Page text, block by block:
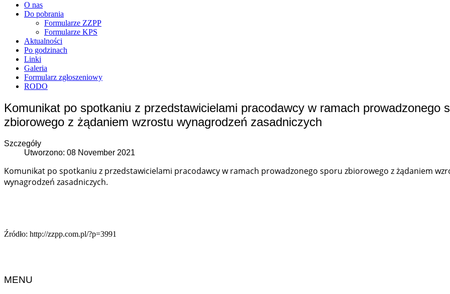
O nas
Do pobrania
Formularze ZZPP
Formularze KPS
Aktualności
Po godzinach
Linki
Galeria
Formularz zgłoszeniowy
RODO
Komunikat po spotkaniu z przedstawicielami pracodawcy w ramach prowadzonego
zbiorowego z żądaniem wzrostu wynagrodzeń zasadniczych
Szczegóły
Utworzono: 08 November 2021
Komunikat po spotkaniu z przedstawicielami pracodawcy w ramach prowadzonego sporu zbiorowego z żądaniem
wynagrodzeń zasadniczych.
Źródło: http://zzpp.com.pl/?p=3991
MENU